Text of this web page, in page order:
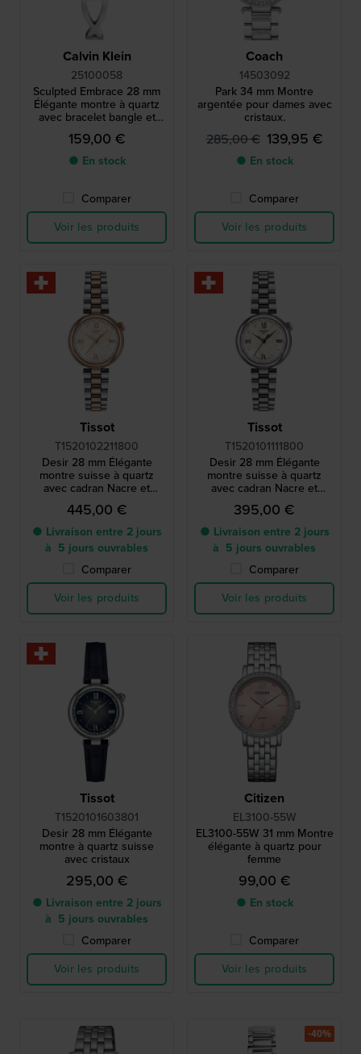
Calvin Klein
25100058
Sculpted Embrace 28 mm
Élégante montre à quartz
avec bracelet bangle et
index en cristal
159,00 €
● En stock
Comparer
Voir les produits
Coach
14503092
Park 34 mm Montre
argentée pour dames avec
cristaux.
285,00 € 139,95 €
● En stock
Comparer
Voir les produits
Tissot
T1520102211800
Desir 28 mm Élégante
montre suisse à quartz
avec cadran Nacre et
cristaux
445,00 €
● Livraison entre 2 jours
à 5 jours ouvrables
Comparer
Voir les produits
Tissot
T1520101111800
Desir 28 mm Élégante
montre suisse à quartz
avec cadran Nacre et
cristaux
395,00 €
● Livraison entre 2 jours
à 5 jours ouvrables
Comparer
Voir les produits
Tissot
T1520101603801
Desir 28 mm Élégante
montre à quartz suisse
avec cristaux
295,00 €
● Livraison entre 2 jours
à 5 jours ouvrables
Comparer
Voir les produits
Citizen
EL3100-55W
EL3100-55W 31 mm Montre
élégante à quartz pour
femme
99,00 €
● En stock
Comparer
Voir les produits
-40%